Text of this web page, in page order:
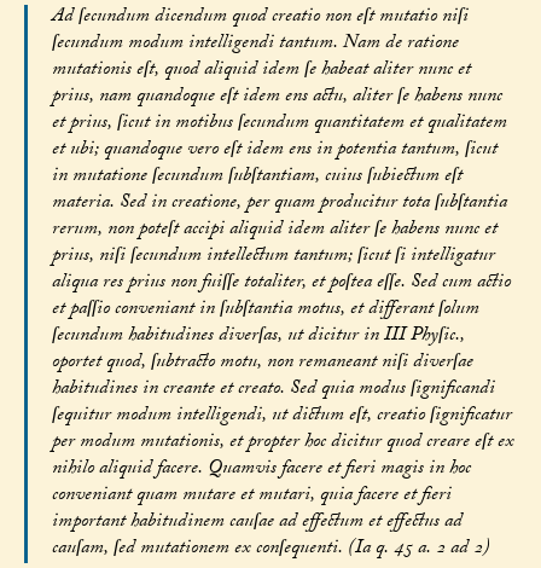
Ad ſecundum dicendum quod creatio non eſt mutatio niſi
ſecundum modum intelligendi tantum. Nam de ratione
mutationis eſt, quod aliquid idem ſe habeat aliter nunc et
prius, nam quandoque eſt idem ens actu, aliter ſe habens nunc
et prius, ſicut in motibus ſecundum quantitatem et qualitatem
et ubi; quandoque vero eſt idem ens in potentia tantum, ſicut
in mutatione ſecundum ſubſtantiam, cuius ſubiectum eſt
materia. Sed in creatione, per quam producitur tota ſubſtantia
rerum, non poteſt accipi aliquid idem aliter ſe habens nunc et
prius, niſi ſecundum intellectum tantum; ſicut ſi intelligatur
aliqua res prius non fuiſſe totaliter, et poſtea eſſe. Sed cum actio
et paſſio conveniant in ſubſtantia motus, et differant ſolum
ſecundum habitudines diverſas, ut dicitur in III Phyſic.,
oportet quod, ſubtracto motu, non remaneant niſi diverſae
habitudines in creante et creato. Sed quia modus ſignificandi
ſequitur modum intelligendi, ut dictum eſt, creatio ſignificatur
per modum mutationis, et propter hoc dicitur quod creare eſt ex
nihilo aliquid facere. Quamvis facere et fieri magis in hoc
conveniant quam mutare et mutari, quia facere et fieri
important habitudinem cauſae ad effectum et effectus ad
cauſam, ſed mutationem ex conſequenti. (Ia q. 45 a. 2 ad 2)